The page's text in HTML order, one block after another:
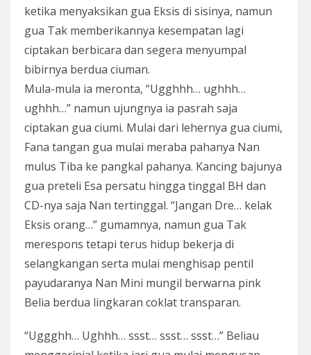
ketika menyaksikan gua Eksis di sisinya, namun
gua Tak memberikannya kesempatan lagi
ciptakan berbicara dan segera menyumpal
bibirnya berdua ciuman.
Mula-mula ia meronta, “Ugghhh… ughhh…
ughhh…” namun ujungnya ia pasrah saja
ciptakan gua ciumi. Mulai dari lehernya gua ciumi,
Fana tangan gua mulai meraba pahanya Nan
mulus Tiba ke pangkal pahanya. Kancing bajunya
gua preteli Esa persatu hingga tinggal BH dan
CD-nya saja Nan tertinggal. “Jangan Dre… kelak
Eksis orang…” gumamnya, namun gua Tak
merespons tetapi terus hidup bekerja di
selangkangan serta mulai menghisap pentil
payudaranya Nan Mini mungil berwarna pink
Belia berdua lingkaran coklat transparan.
“Uggghh… Ughhh… ssst… ssst… ssst…” Beliau